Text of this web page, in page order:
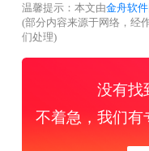
温馨提示：本文由金舟软件
(部分内容来源于网络，经
们处理)
没有找
不着急，我们有